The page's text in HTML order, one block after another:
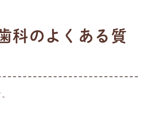
科のよくある質